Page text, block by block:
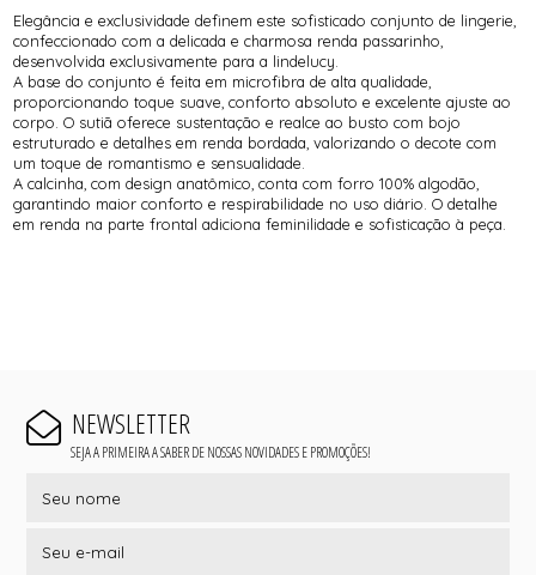
Elegância e exclusividade definem este sofisticado conjunto de lingerie,
confeccionado com a delicada e charmosa renda passarinho,
desenvolvida exclusivamente para a lindelucy.
A base do conjunto é feita em microfibra de alta qualidade,
proporcionando toque suave, conforto absoluto e excelente ajuste ao
corpo. O sutiã oferece sustentação e realce ao busto com bojo
estruturado e detalhes em renda bordada, valorizando o decote com
um toque de romantismo e sensualidade.
A calcinha, com design anatômico, conta com forro 100% algodão,
garantindo maior conforto e respirabilidade no uso diário. O detalhe
em renda na parte frontal adiciona feminilidade e sofisticação à peça.
NEWSLETTER
SEJA A PRIMEIRA A SABER DE NOSSAS NOVIDADES E PROMOÇÕES!